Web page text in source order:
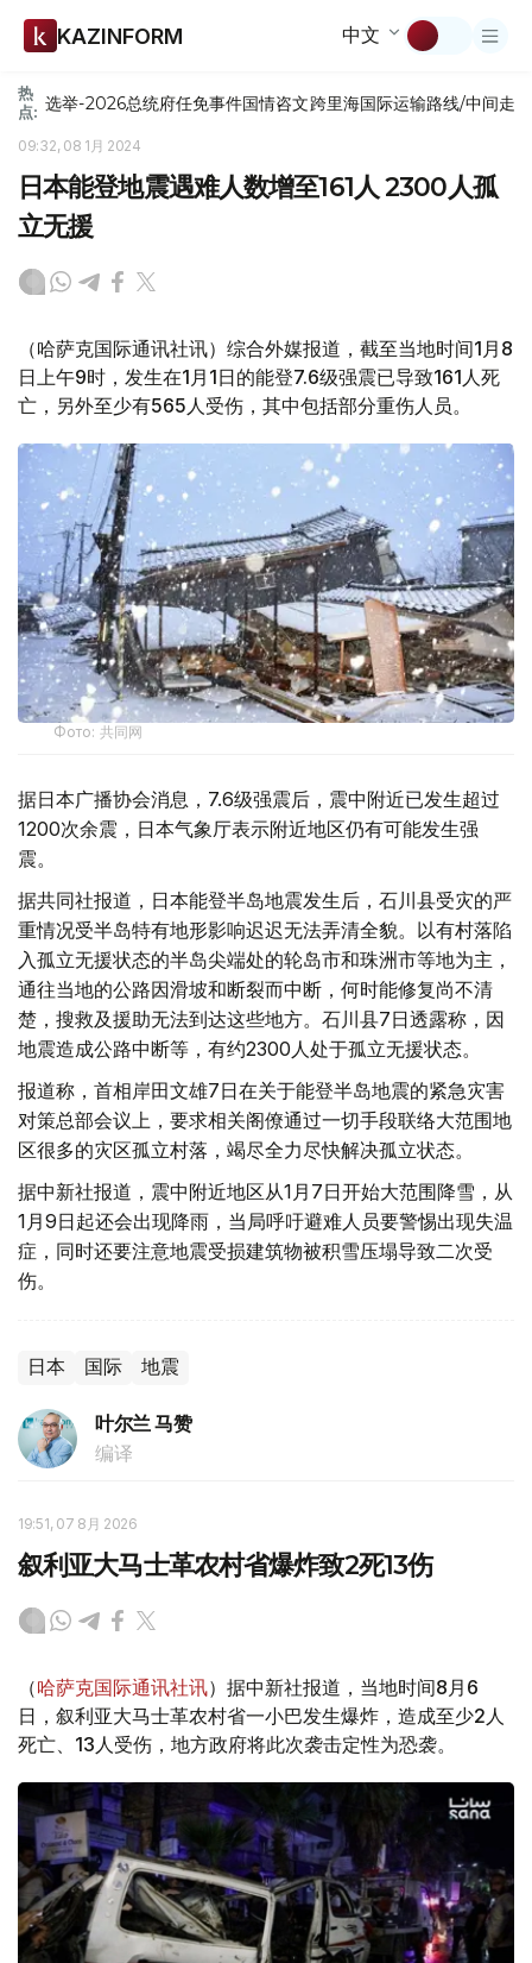
KAZINFORM 中文
热
点: 选举-2026总统府任免事件国情咨文跨里海国际运输路线/中间走廊
09:32, 08 1月 2024
日本能登地震遇难人数增至161人 2300人孤
立无援
（哈萨克国际通讯社讯）综合外媒报道，截至当地时间1月8
日上午9时，发生在1月1日的能登7.6级强震已导致161人死
亡，另外至少有565人受伤，其中包括部分重伤人员。
Фото: 共同网
据日本广播协会消息，7.6级强震后，震中附近已发生超过
1200次余震，日本气象厅表示附近地区仍有可能发生强
震。
据共同社报道，日本能登半岛地震发生后，石川县受灾的严
重情况受半岛特有地形影响迟迟无法弄清全貌。以有村落陷
入孤立无援状态的半岛尖端处的轮岛市和珠洲市等地为主，
通往当地的公路因滑坡和断裂而中断，何时能修复尚不清
楚，搜救及援助无法到达这些地方。石川县7日透露称，因
地震造成公路中断等，有约2300人处于孤立无援状态。
报道称，首相岸田文雄7日在关于能登半岛地震的紧急灾害
对策总部会议上，要求相关阁僚通过一切手段联络大范围地
区很多的灾区孤立村落，竭尽全力尽快解决孤立状态。
据中新社报道，震中附近地区从1月7日开始大范围降雪，从
1月9日起还会出现降雨，当局呼吁避难人员要警惕出现失温
症，同时还要注意地震受损建筑物被积雪压塌导致二次受
伤。
日本 国际 地震
叶尔兰 马赞
编译
19:51, 07 8月 2026
叙利亚大马士革农村省爆炸致2死13伤
（哈萨克国际通讯社讯）据中新社报道，当地时间8月6
日，叙利亚大马士革农村省一小巴发生爆炸，造成至少2人
死亡、13人受伤，地方政府将此次袭击定性为恐袭。